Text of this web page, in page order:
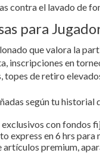
contra el lavado de
para
que valora la
inscripciones en
topes de retiro
según tu historial
exclusivos con fondos
express en 6 hrs
artículos premium,